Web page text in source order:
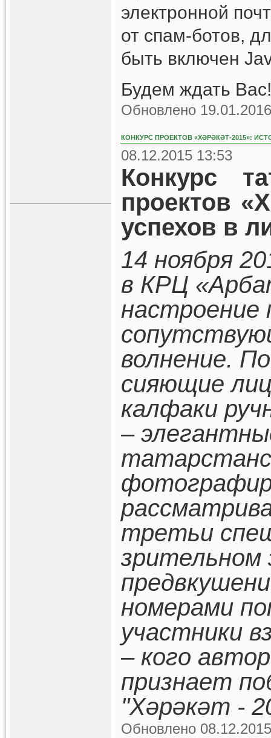
электронной
от спам-ботов,
быть включен
Будем ждать
Обновлено
КОНКУРС ПРОЕКТОВ «ХӘРӘКӘТ-2015»:
08.12.2015 13:53
Конкурс
проектов
успехов в
14 ноября
в КРЦ
настроение
волнение.
сияющие
калфаки
–
третьи
зрительном
номерами
участники
– кого
признает
"Хәрәкәт -
Обновлено